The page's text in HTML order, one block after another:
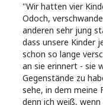
"Wir hatten vier
Odoch,
anderen sehr jung
dass unsere Kinder
schon so lange
an sie erinnert - sie
Gegenstände zu
sehe, in dem meine
denn ich weiß,